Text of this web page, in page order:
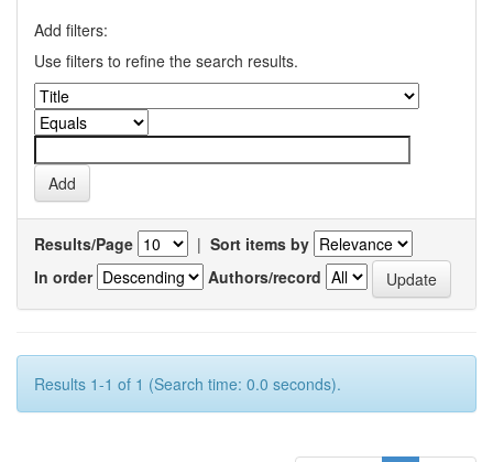
Add filters:
Use filters to refine the search results.
Results/Page | Sort items by
In order
Authors/record
Results 1-1 of 1 (Search time: 0.0 seconds).